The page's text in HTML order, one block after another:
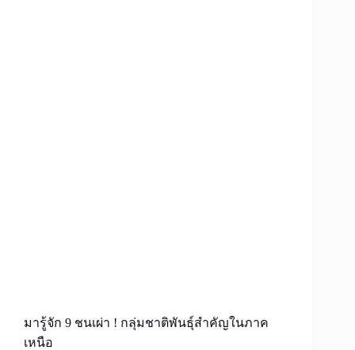
มารู้จัก 9 ชนเผ่า ! กลุ่มชาติพันธุ์สำคัญในภาค
เหนือ